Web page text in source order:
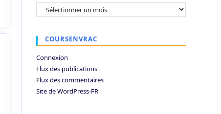
Archives
COURSENVRAC
Connexion
Flux des publications
Flux des commentaires
Site de WordPress-FR